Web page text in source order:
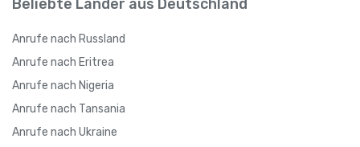
Beliebte Länder aus Deutschland
Anrufe nach Russland
Anrufe nach Eritrea
Anrufe nach Nigeria
Anrufe nach Tansania
Anrufe nach Ukraine